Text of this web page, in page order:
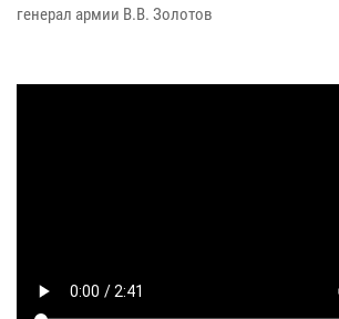
генерал армии В.В. Золотов